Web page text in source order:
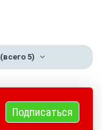
(всего 5)
Подписаться